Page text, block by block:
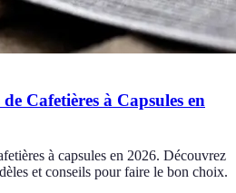
Cafetières à Capsules en
à capsules en 2026. Découvrez
et conseils pour faire le bon choix.